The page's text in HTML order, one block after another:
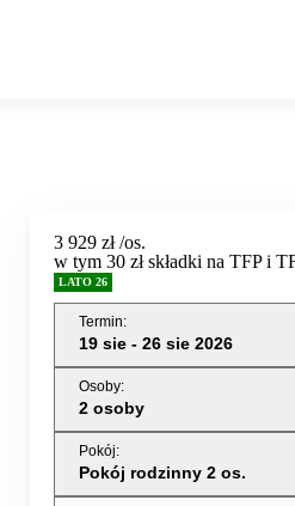
3 929 zł/os.
w tym 30 zł składki na TFP i
LATO 26
Termin:
19 sie - 26 sie 2026
Osoby:
2 osoby
Pokój:
Pokój rodzinny 2 os.